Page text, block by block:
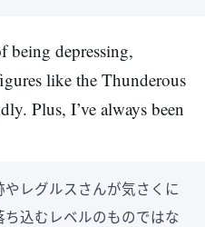
being depressing,
like the Thunderous
Plus, I’ve always been
レグルスさんが気さくに
込むレベルのものではな